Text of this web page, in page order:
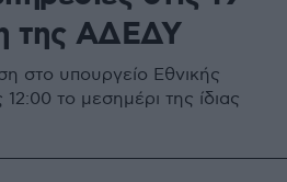
της ΑΔΕΔΥ
στο υπουργείο Εθνικής
το μεσημέρι της ίδιας